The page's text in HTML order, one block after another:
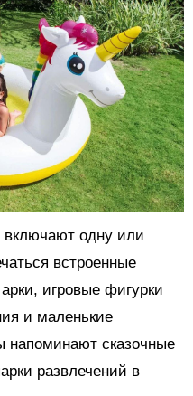
включают одну или
встроенные
игровые фигурки
и маленькие
напоминают сказочные
развлечений в